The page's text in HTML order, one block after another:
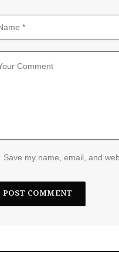
Save my name, email, and